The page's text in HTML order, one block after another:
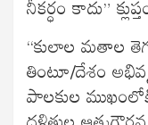
“కులాల మతాల
తింటూ/దేశం
పాలకుల